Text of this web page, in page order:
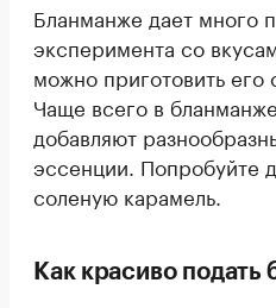
Бланманже дает много
эксперимента со
можно приготовить его
Чаще всего в
добавляют
эссенции. Попробуйте
соленую карамель.
Как красиво подать